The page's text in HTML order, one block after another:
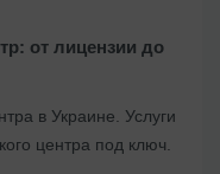
от лицензии до
в Украине. Услуги
центра под ключ.